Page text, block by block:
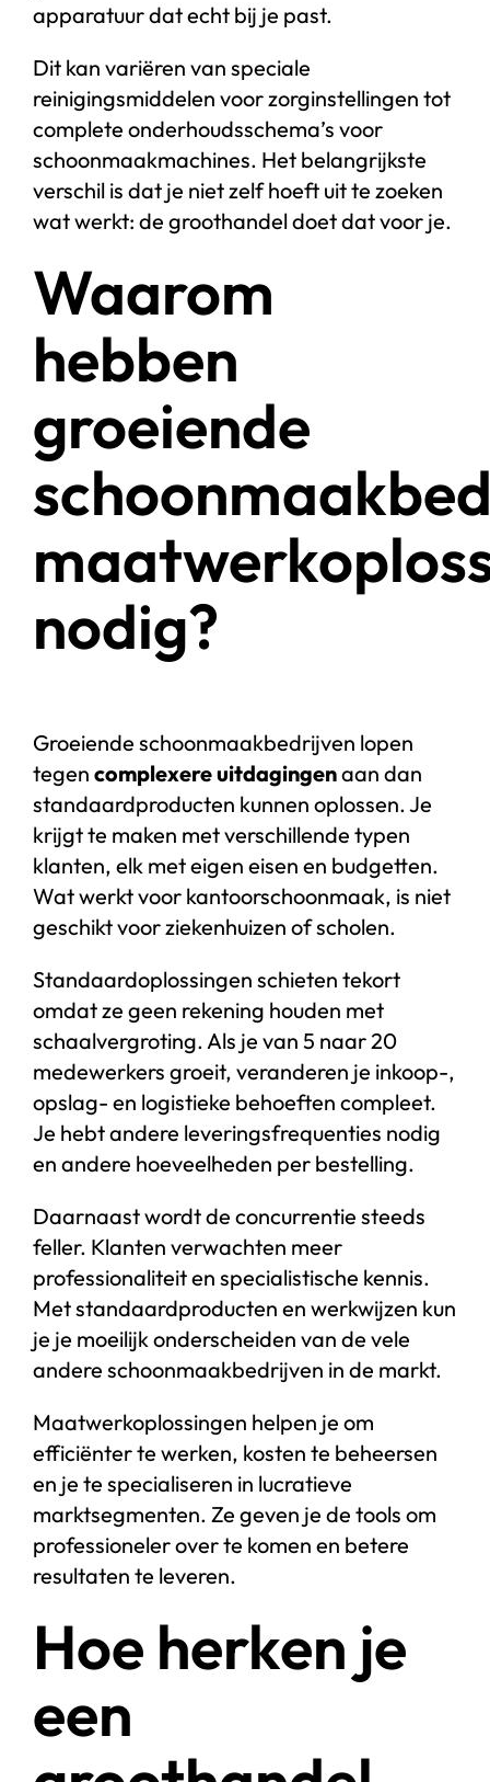
apparatuur dat echt bij je past.
Dit kan variëren van speciale
reinigingsmiddelen voor zorginstellingen tot
complete onderhoudsschema’s voor
schoonmaakmachines. Het belangrijkste
verschil is dat je niet zelf hoeft uit te zoeken
wat werkt: de groothandel doet dat voor je.
Waarom
hebben
groeiende
nodig?
Groeiende schoonmaakbedrijven lopen
tegen complexere uitdagingenaan dan
standaardproducten kunnen oplossen. Je
krijgt te maken met verschillende typen
klanten, elk met eigen eisen en budgetten.
Wat werkt voor kantoorschoonmaak, is niet
geschikt voor ziekenhuizen of scholen.
Standaardoplossingen schieten tekort
omdat ze geen rekening houden met
schaalvergroting. Als je van 5 naar 20
medewerkers groeit, veranderen je inkoop-,
opslag- en logistieke behoeften compleet.
Je hebt andere leveringsfrequenties nodig
en andere hoeveelheden per bestelling.
Daarnaast wordt de concurrentie steeds
feller. Klanten verwachten meer
professionaliteit en specialistische kennis.
Met standaardproducten en werkwijzen kun
je je moeilijk onderscheiden van de vele
andere schoonmaakbedrijven in de markt.
Maatwerkoplossingen helpen je om
efficiënter te werken, kosten te beheersen
en je te specialiseren in lucratieve
marktsegmenten. Ze geven je de tools om
professioneler over te komen en betere
resultaten te leveren.
Hoe herken je
een